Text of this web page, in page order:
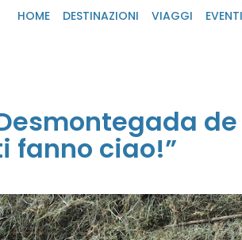
HOME DESTINAZIONI VIAGGI EVENTI
fanno ciao!”